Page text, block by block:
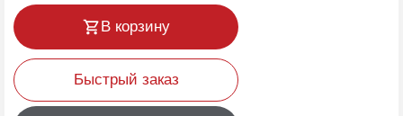
В корзину
Быстрый заказ